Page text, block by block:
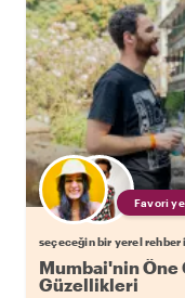
Favori
seçeceğin bir yerel rehber
Mumbai'nin Öne
Güzellikleri